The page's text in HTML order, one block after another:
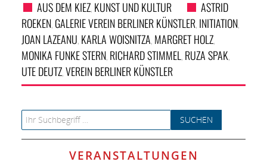
AUS DEM KIEZ, KUNST UND KULTUR
ASTRID
ROEKEN, GALERIE VEREIN BERLINER KÜNSTLER, INITIATION,
JOAN LAZEANU, KARLA WOISNITZA, MARGRET HOLZ,
MONIKA FUNKE STERN, RICHARD STIMMEL , RUZA SPAK,
UTE DEUTZ,VEREIN BERLINER KÜNSTLER
Search for:
VERANSTALTUNGEN